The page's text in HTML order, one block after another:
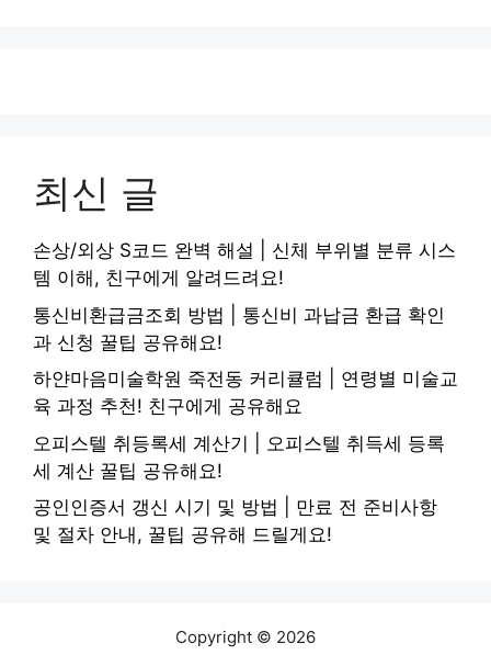
최신 글
손상/외상 S코드 완벽 해설 | 신체 부위별 분류 시스
템 이해, 친구에게 알려드려요!
통신비환급금조회 방법 | 통신비 과납금 환급 확인
과 신청 꿀팁 공유해요!
하얀마음미술학원 죽전동 커리큘럼 | 연령별 미술교
육 과정 추천! 친구에게 공유해요
오피스텔 취등록세 계산기 | 오피스텔 취득세 등록
세 계산 꿀팁 공유해요!
공인인증서 갱신 시기 및 방법 | 만료 전 준비사항
및 절차 안내, 꿀팁 공유해 드릴게요!
Copyright © 2026